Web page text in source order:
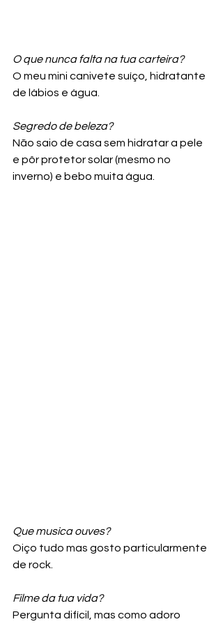
O que nunca falta na tua carteira?
O meu mini canivete suíço, hidratante
de lábios e água.
Segredo de beleza?
Não saio de casa sem hidratar a pele
e pôr protetor solar (mesmo no
inverno) e bebo muita água.
Que musica ouves?
Oiço tudo mas gosto particularmente
de rock.
Filme da tua vida?
Pergunta difícil, mas como adoro